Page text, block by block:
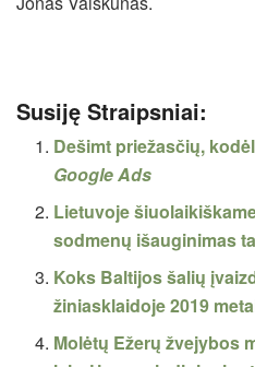
Susiję Straipsniai:
Dešimt priežasčių,
Google Ads
Lietuvoje
sodmenų išauginimas
Koks Baltijos šalių
žiniasklaidoje 2019
Molėtų Ežerų žvejybos